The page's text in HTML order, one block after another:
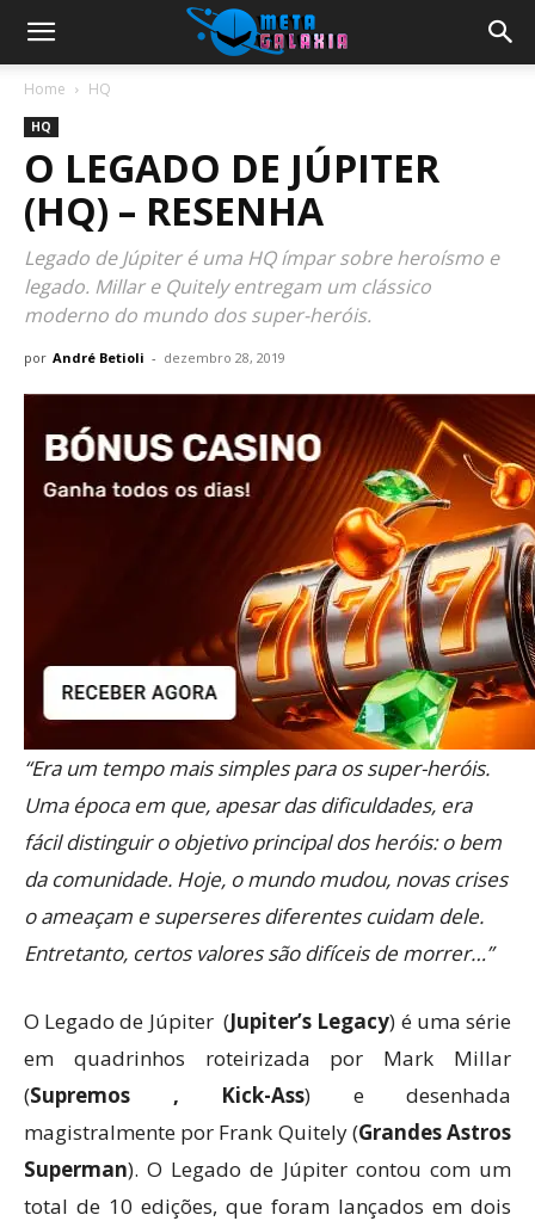
Home HQ
HQ
O LEGADO DE JÚPITER
(HQ) – RESENHA
Legado de Júpiter é uma HQ ímpar sobre heroísmo e
legado. Millar e Quitely entregam um clássico
moderno do mundo dos super-heróis.
por André Betioli - dezembro 28, 2019
“Era um tempo mais simples para os super-heróis.
Uma época em que, apesar das dificuldades, era
fácil distinguir o objetivo principal dos heróis: o bem
da comunidade. Hoje, o mundo mudou, novas crises
o ameaçam e superseres diferentes cuidam dele.
Entretanto, certos valores são difíceis de morrer…”
O Legado de Júpiter (Jupiter’s Legacy) é uma série
em quadrinhos roteirizada por Mark Millar
(Supremos , Kick-Ass) e desenhada
magistralmente por Frank Quitely (Grandes Astros
Superman). O Legado de Júpiter contou com um
total de 10 edições, que foram lançados em dois